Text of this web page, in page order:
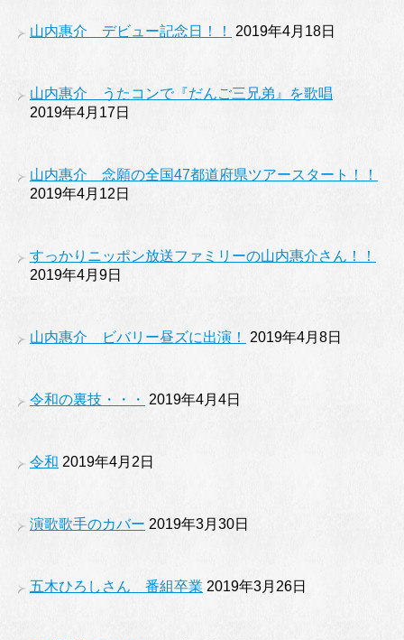
山内惠介 デビュー記念日！！ 2019年4月18日
山内惠介 うたコンで『だんご三兄弟』を歌唱
2019年4月17日
山内惠介 念願の全国47都道府県ツアースタート！！
2019年4月12日
すっかりニッポン放送ファミリーの山内惠介さん！！
2019年4月9日
山内惠介 ビバリー昼ズに出演！ 2019年4月8日
令和の裏技・・・ 2019年4月4日
令和 2019年4月2日
演歌歌手のカバー 2019年3月30日
五木ひろしさん 番組卒業 2019年3月26日